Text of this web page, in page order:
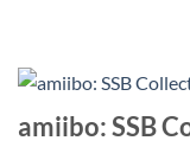
amiibo: SSB